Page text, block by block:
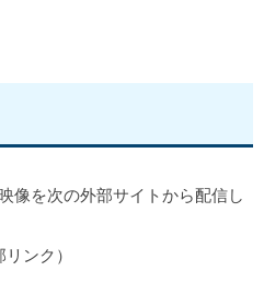
像を次の外部サイトから配信し
ンク）